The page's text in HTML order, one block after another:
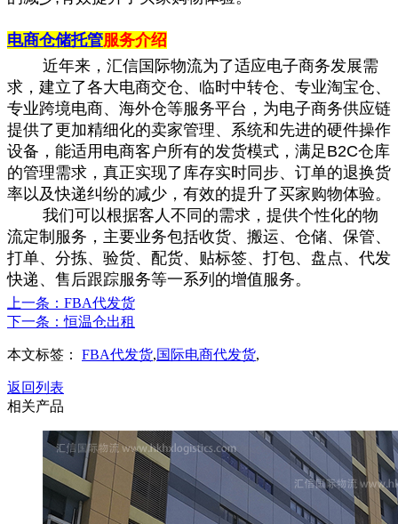
电商仓储托管服务介绍
近年来，汇信国际物流为了适应电子商务发展需
求，建立了各大电商交仓、临时中转仓、专业淘宝仓、
专业跨境电商、海外仓等服务平台，为电子商务供应链
提供了更加精细化的卖家管理、系统和先进的硬件操作
设备，能适用电商客户所有的发货模式，满足B2C仓库
的管理需求，真正实现了库存实时同步、订单的退换货
率以及快递纠纷的减少，有效的提升了买家购物体验。
我们可以根据客人不同的需求，提供个性化的物
流定制服务，主要业务包括收货、搬运、仓储、保管、
打单、分拣、验货、配货、贴标签、打包、盘点、代发
快递、售后跟踪服务等一系列的增值服务。
上一条：FBA代发货
下一条：恒温仓出租
本文标签： FBA代发货,国际电商代发货,
返回列表
相关产品